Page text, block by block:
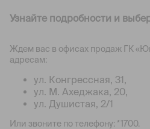
Узнайте подробности и
Ждем вас в офисах продаж ГК
адресам:
ул. Конгрессная, 31,
ул. М. Ахеджака, 20,
ул. Душистая, 2/1
Или звоните по телефону: *1700.